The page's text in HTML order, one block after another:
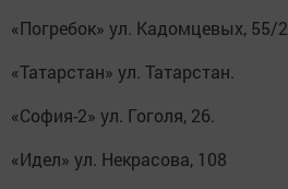
«Погребок» ул. Кадомцевых, 55/2
«Татарстан» ул. Татарстан.
«София-2» ул. Гоголя, 26.
«Идел» ул. Некрасова, 108